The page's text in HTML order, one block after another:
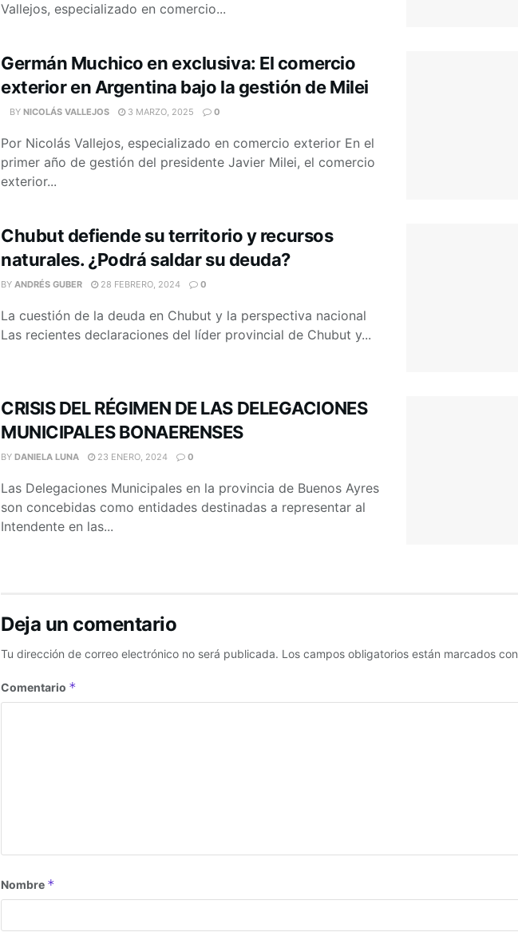
Vallejos, especializado en comercio...
Germán Muchico en exclusiva: El comercio
exterior en Argentina bajo la gestión de Milei
BY NICOLÁS VALLEJOS 3 MARZO, 2025 0
Por Nicolás Vallejos, especializado en comercio exterior En el
primer año de gestión del presidente Javier Milei, el comercio
exterior...
Chubut defiende su territorio y recursos
naturales. ¿Podrá saldar su deuda?
BY ANDRÉS GUBER 28 FEBRERO, 2024 0
La cuestión de la deuda en Chubut y la perspectiva nacional
Las recientes declaraciones del líder provincial de Chubut y...
CRISIS DEL RÉGIMEN DE LAS DELEGACIONES
MUNICIPALES BONAERENSES
BY DANIELA LUNA 23 ENERO, 2024 0
Las Delegaciones Municipales en la provincia de Buenos Ayres
son concebidas como entidades destinadas a representar al
Intendente en las...
Deja un comentario
Tu dirección de correo electrónico no será publicada. Los campos obligatorios están marcados con
Comentario *
Nombre *